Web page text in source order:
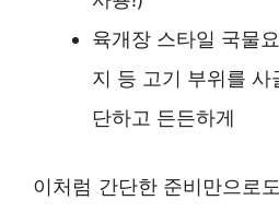
육개장 스타일 국물
지 등 고기 부위를
단하고 든든하게
이처럼 간단한 준비만으로